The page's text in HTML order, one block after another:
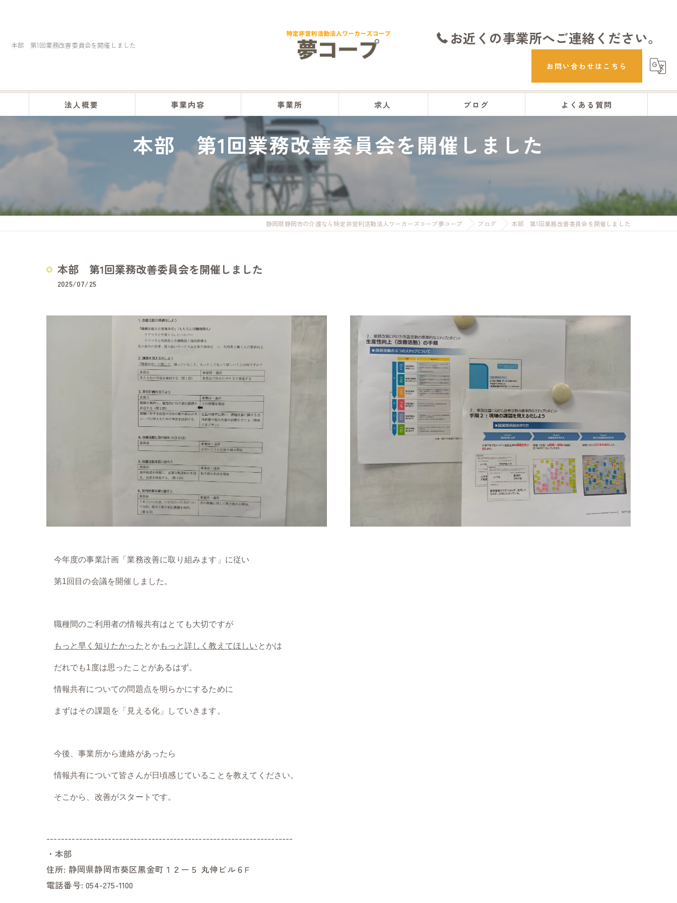
本部 第1回業務改善委員会を開催しました お近くの事業所へご連絡ください。
お問い合わせはこちら
法人概要 事業内容
くらしの助け合い事業
訪問介護事業
居宅介護事業
デイサービス
どうぞの家
事業所
本部
沼津事業所
富士事業所
富士宮事業所
清水事業所
求人 ブログ よくある質問
本部 第1回業務改善委員会を開催しました
静岡県静岡市の介護なら特定非営利活動法人ワーカーズコープ夢コープ ブログ 本部 第1回業務改善委員会を開催しました
本部 第1回業務改善委員会を開催しました
2025/07/25
今年度の事業計画「業務改善に取り組みます」に従い
第1回目の会議を開催しました。
職種間のご利用者の情報共有はとても大切ですが
もっと早く知りたかった とかもっと詳しく教えてほしい とかは
だれでも1度は思ったことがあるはず。
情報共有についての問題点を明らかにするために
まずはその課題を「見える化」していきます。
今後、事業所から連絡があったら
情報共有について皆さんが日頃感じていることを教えてください。
そこから、改善がスタートです。
--------------------------------------------------------------------
・本部
住所: 静岡県静岡市葵区黒金町１２ー５ 丸伸ビル６F
電話番号:054-275-1100